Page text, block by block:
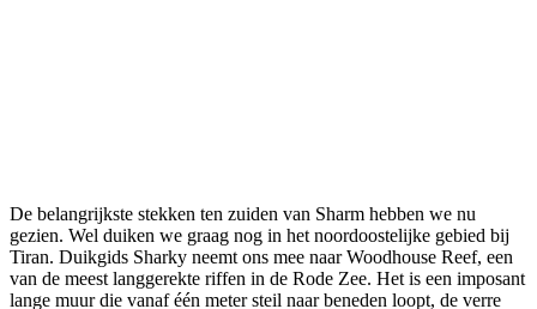
De belangrijkste stekken ten zuiden van Sharm hebben we nu
gezien. Wel duiken we graag nog in het noordoostelijke gebied bij
Tiran. Duikgids Sharky neemt ons mee naar Woodhouse Reef, een
van de meest langgerekte riffen in de Rode Zee. Het is een imposant
lange muur die vanaf één meter steil naar beneden loopt, de verre